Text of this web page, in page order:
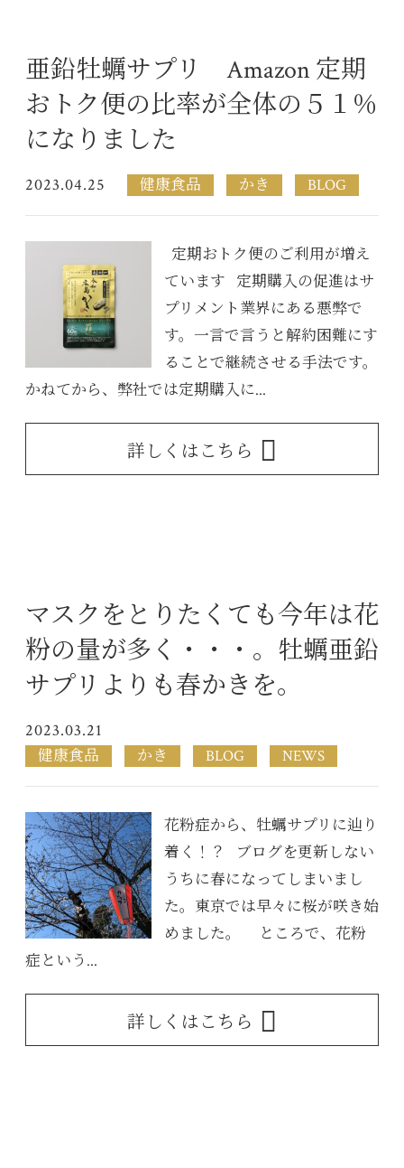
亜鉛牡蠣サプリ Amazon 定期
おトク便の比率が全体の５１％
になりました
2023.04.25 健康食品 かき BLOG
定期おトク便のご利用が増え
ています 定期購入の促進はサ
プリメント業界にある悪弊で
す。一言で言うと解約困難にす
ることで継続させる手法です。
かねてから、弊社では定期購入に...
詳しくはこちら
マスクをとりたくても今年は花
粉の量が多く・・・。牡蠣亜鉛
サプリよりも春かきを。
2023.03.21
健康食品 かき BLOG NEWS
花粉症から、牡蠣サプリに辿り
着く！？ ブログを更新しない
うちに春になってしまいまし
た。東京では早々に桜が咲き始
めました。 ところで、花粉
症という...
詳しくはこちら